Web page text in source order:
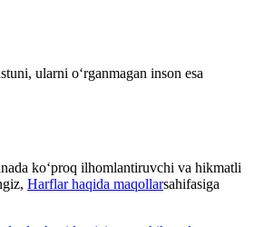
ularni o‘rganmagan inson esa
ko‘proq ilhomlantiruvchi va hikmatli
Harflar haqida maqollarsahifasiga